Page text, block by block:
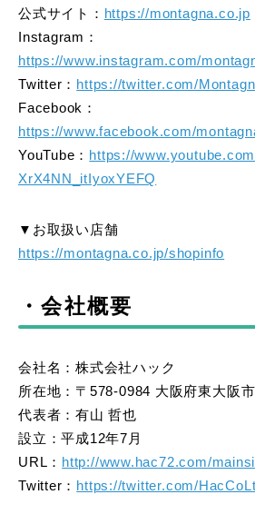
公式サイト： https://montagna.co.jp
Instagram：
https://www.instagram.com/
Twitter： https://twitter.com/
Facebook：
https://www.facebook.com/
YouTube： https://
XrX4NN_itIyoxYEFQ
▼お取扱い店舗
https://montagna.co.jp/shopinfo
・会社概要
会社名：株式会社ハック
所在地：〒578-0984 大阪府東大阪
代表者：有山 哲也
設立：平成12年7月
URL： http://www.hac72.com/
Twitter： https://twitter.com/